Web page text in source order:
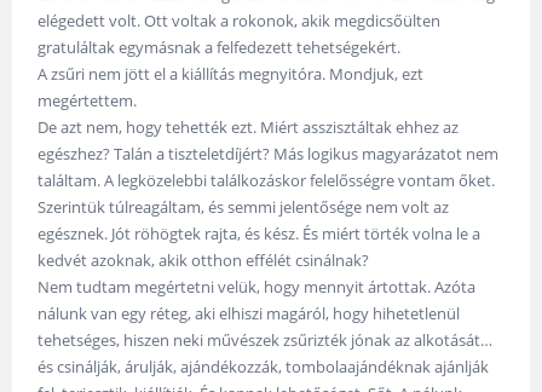
elégedett volt. Ott voltak a rokonok, akik megdicsőülten
gratuláltak egymásnak a felfedezett tehetségekért.
A zsűri nem jött el a kiállítás megnyitóra. Mondjuk, ezt
megértettem.
De azt nem, hogy tehették ezt. Miért asszisztáltak ehhez az
egészhez? Talán a tiszteletdíjért? Más logikus magyarázatot nem
találtam. A legközelebbi találkozáskor felelősségre vontam őket.
Szerintük túlreagáltam, és semmi jelentősége nem volt az
egésznek. Jót röhögtek rajta, és kész. És miért törték volna le a
kedvét azoknak, akik otthon effélét csinálnak?
Nem tudtam megértetni velük, hogy mennyit ártottak. Azóta
nálunk van egy réteg, aki elhiszi magáról, hogy hihetetlenül
tehetséges, hiszen neki művészek zsűrizték jónak az alkotását…
és csinálják, árulják, ajándékozzák, tombolaajándéknak ajánlják